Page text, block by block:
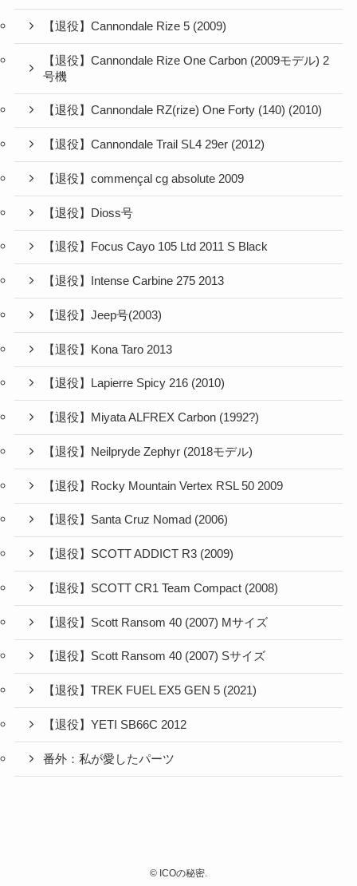
【退役】Cannondale Rize 5 (2009)
【退役】Cannondale Rize One Carbon (2009モデル) 2
号機
【退役】Cannondale RZ(rize) One Forty (140) (2010)
【退役】Cannondale Trail SL4 29er (2012)
【退役】commençal cg absolute 2009
【退役】Dioss号
【退役】Focus Cayo 105 Ltd 2011 S Black
【退役】Intense Carbine 275 2013
【退役】Jeep号(2003)
【退役】Kona Taro 2013
【退役】Lapierre Spicy 216 (2010)
【退役】Miyata ALFREX Carbon (1992?)
【退役】Neilpryde Zephyr (2018モデル)
【退役】Rocky Mountain Vertex RSL 50 2009
【退役】Santa Cruz Nomad (2006)
【退役】SCOTT ADDICT R3 (2009)
【退役】SCOTT CR1 Team Compact (2008)
【退役】Scott Ransom 40 (2007) Mサイズ
【退役】Scott Ransom 40 (2007) Sサイズ
【退役】TREK FUEL EX5 GEN 5 (2021)
【退役】YETI SB66C 2012
番外：私が愛したパーツ
© ICOの秘密.